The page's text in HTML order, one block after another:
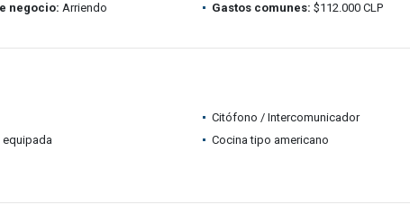
negocio: Arriendo Gastos comunes: $112.000 CLP
Citófono / Intercomunicador
equipada
Cocina tipo americano